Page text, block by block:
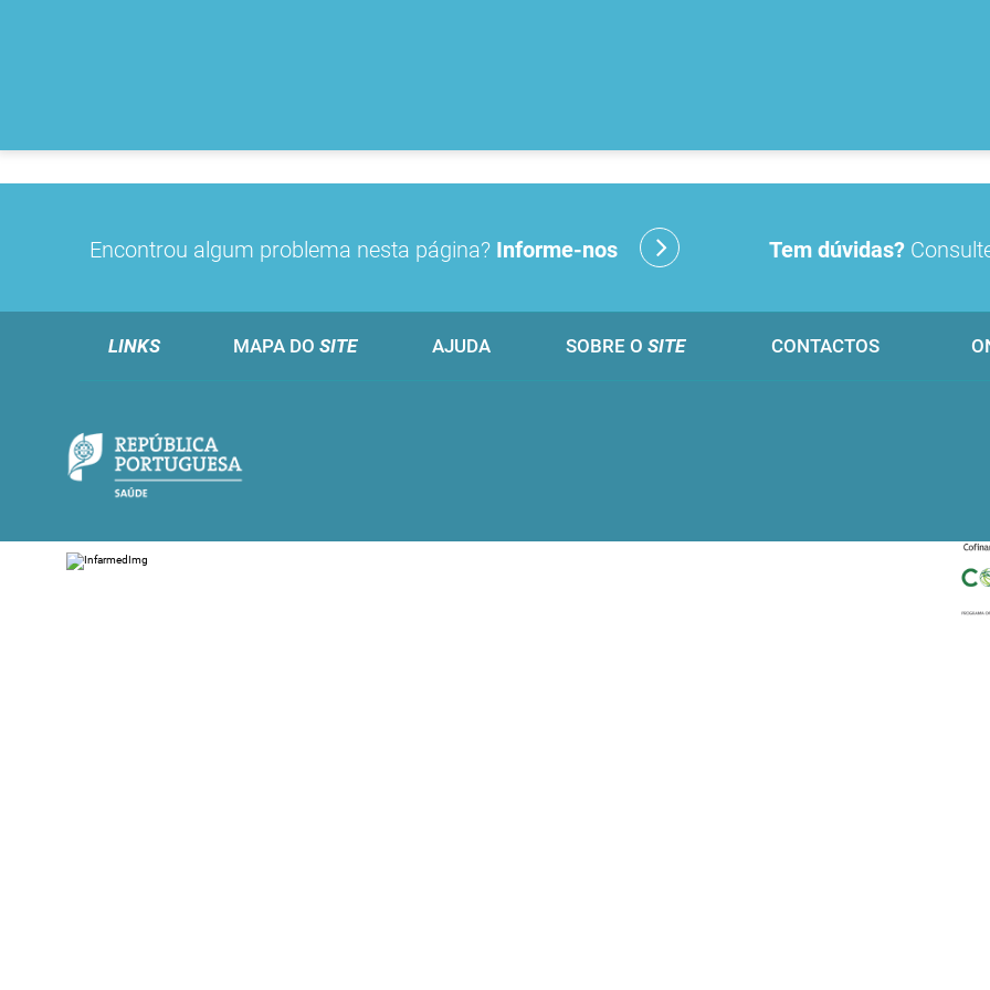
Encontrou algum problema nesta página? Informe-nos Tem dúvidas?
LINKS MAPA DO SITE AJUDA SOBRE O SITE CONTACTOS